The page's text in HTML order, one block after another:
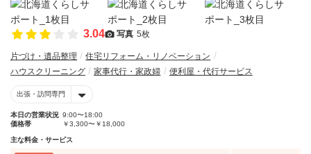
3.04 写真 5枚
片づけ・遺品整理
住宅リフォーム・リノベーション
ハウスクリーニング
家事代行・家政婦 便利屋・代行サービス
出張・訪問専門
本日の営業状況 9:00〜18:00
価格帯
￥3,300〜￥18,000
主な料金・サービス